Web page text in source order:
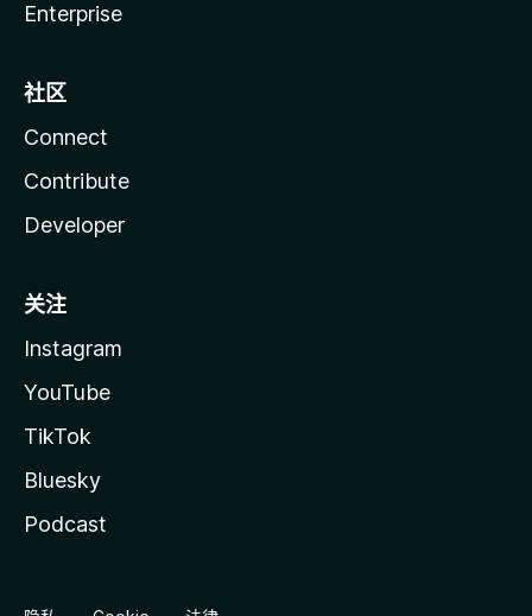
Enterprise
社区
Connect
Contribute
Developer
关注
Instagram
YouTube
TikTok
Bluesky
Podcast